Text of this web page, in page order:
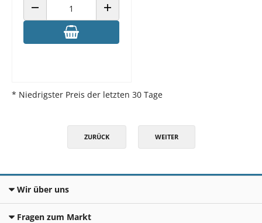
ANZAHL VERRINGERN ANZAHL ERHÖHEN
* Niedrigster Preis der letzten 30 Tage
ZURÜCK WEITER
Wir über uns
Fragen zum Markt